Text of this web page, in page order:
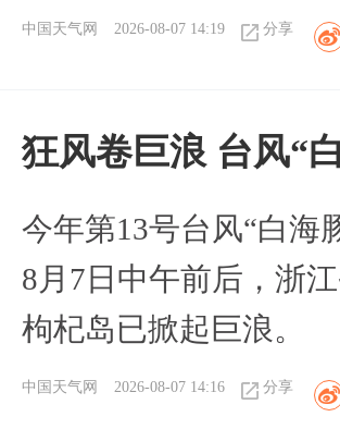
中国天气网 2026-08-07 14:19 分享
狂风卷巨浪 台风“
今年第13号台风“白海
8月7日中午前后，浙
枸杞岛已掀起巨浪。
中国天气网 2026-08-07 14:16 分享